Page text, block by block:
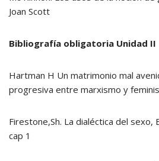
Joan Scott
Bibliografía obligatoria Unidad II
Hartman H Un matrimonio mal
progresiva entre marxismo y
Firestone,Sh. La dialéctica del sexo,
cap 1